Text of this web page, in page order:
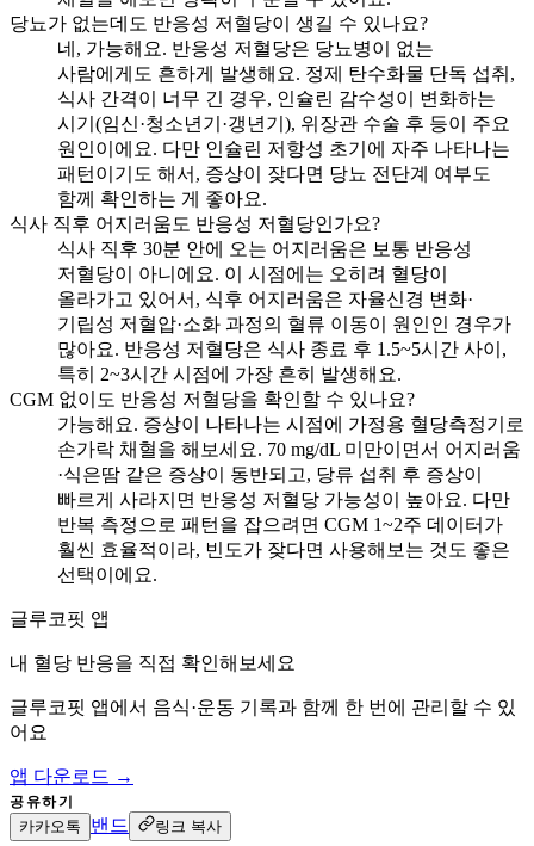
당뇨가 없는데도 반응성 저혈당이 생길 수 있나요?
네, 가능해요. 반응성 저혈당은 당뇨병이 없는
사람에게도 흔하게 발생해요. 정제 탄수화물 단독 섭취,
식사 간격이 너무 긴 경우, 인슐린 감수성이 변화하는
시기(임신·청소년기·갱년기), 위장관 수술 후 등이 주요
원인이에요. 다만 인슐린 저항성 초기에 자주 나타나는
패턴이기도 해서, 증상이 잦다면 당뇨 전단계 여부도
함께 확인하는 게 좋아요.
식사 직후 어지러움도 반응성 저혈당인가요?
식사 직후 30분 안에 오는 어지러움은 보통 반응성
저혈당이 아니에요. 이 시점에는 오히려 혈당이
올라가고 있어서, 식후 어지러움은 자율신경 변화·
기립성 저혈압·소화 과정의 혈류 이동이 원인인 경우가
많아요. 반응성 저혈당은 식사 종료 후 1.5~5시간 사이,
특히 2~3시간 시점에 가장 흔히 발생해요.
CGM 없이도 반응성 저혈당을 확인할 수 있나요?
가능해요. 증상이 나타나는 시점에 가정용 혈당측정기로
손가락 채혈을 해보세요. 70 mg/dL 미만이면서 어지러움
·식은땀 같은 증상이 동반되고, 당류 섭취 후 증상이
빠르게 사라지면 반응성 저혈당 가능성이 높아요. 다만
반복 측정으로 패턴을 잡으려면 CGM 1~2주 데이터가
훨씬 효율적이라, 빈도가 잦다면 사용해보는 것도 좋은
선택이에요.
글루코핏 앱
내 혈당 반응을 직접 확인해보세요
글루코핏 앱에서 음식·운동 기록과 함께 한 번에 관리할 수 있
어요
앱 다운로드 →
공유하기
카카오톡 밴드 링크 복사